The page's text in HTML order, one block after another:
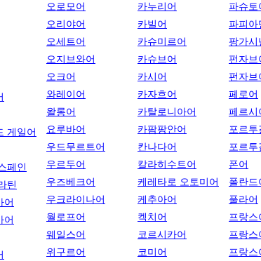
게일어
페인
틴
어
어
오로모어
오리야어
오세트어
오지브와어
오크어
와레이어
왈롱어
요루바어
우드무르트어
우르두어
우즈베크어
우크라이나어
월로프어
웨일스어
위구르어
카누리어
카빌어
카슈미르어
카슈브어
카시어
카자흐어
카탈로니아어
카팜팡안어
칸나다어
칼라히수트어
케레타로 오토미어
케추아어
켁치어
코르시카어
코미어
파슈토
파피아
팡가시
펀자브
펀자브
페로어
페르시
포르투
포르투
폰어
폴란드
풀라어
프랑스
프랑스
프랑스